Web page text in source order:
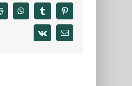
reddit whatsapptumblrpinterest
vk Email